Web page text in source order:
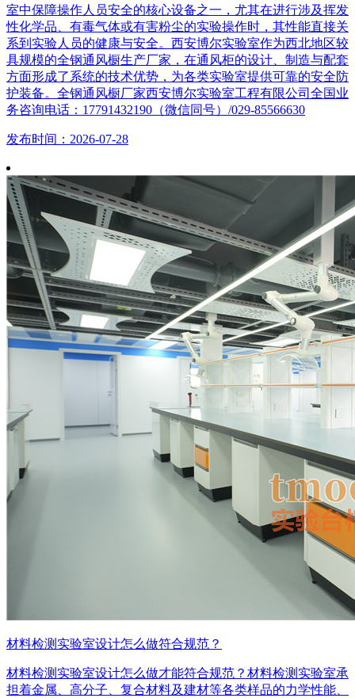
室中保障操作人员安全的核心设备之一，尤其在进行涉及挥发
性化学品、有毒气体或有害粉尘的实验操作时，其性能直接关
系到实验人员的健康与安全。西安博尔实验室作为西北地区较
具规模的全钢通风橱生产厂家，在通风柜的设计、制造与配套
方面形成了系统的技术优势，为各类实验室提供可靠的安全防
护装备。全钢通风橱厂家西安博尔实验室工程有限公司全国业
务咨询电话：17791432190（微信同号）/029-85566630
发布时间：2026-07-28
材料检测实验室设计怎么做符合规范？
材料检测实验室设计怎么做才能符合规范？材料检测实验室承
担着金属、高分子、复合材料及建材等各类样品的力学性能、